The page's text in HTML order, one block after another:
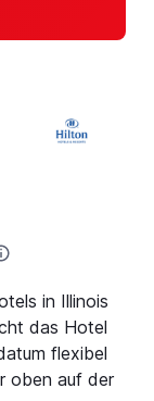
in Illinois
das Hotel
flexibel
oben auf der